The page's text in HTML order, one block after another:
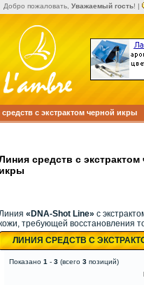
Добро пожаловать, Уважаемый гость! |
с экстрактом черной икры
средств с экстрактом
икры
«DNA-Shot Line» с
требующей восстановления
ЛИНИЯ СРЕДСТВ С
Показано 1 - 3 (всего 3 позиций)